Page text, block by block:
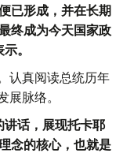
已形成，并在长期
终成为今天国家政
。
认真阅读总统历年
脉络。
讲话，展现托卡耶
念的核心，也就是